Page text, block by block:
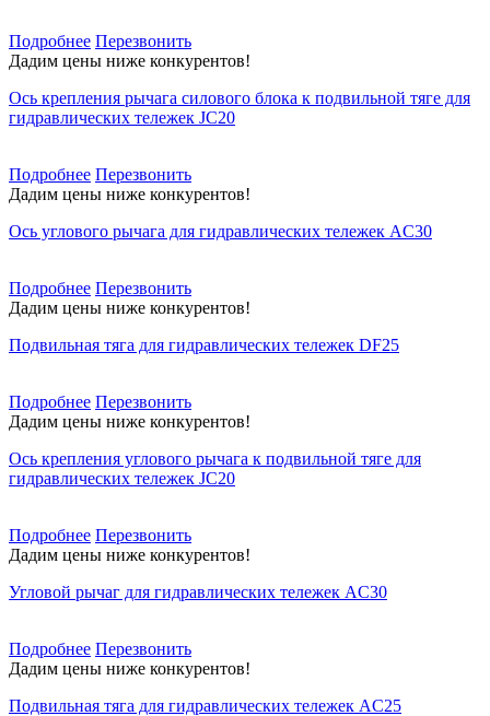
Подробнее Перезвонить
Дадим цены ниже конкурентов!
Ось крепления рычага силового блока к подвильной тяге для
гидравлических тележек JC20
Подробнее Перезвонить
Дадим цены ниже конкурентов!
Ось углового рычага для гидравлических тележек AC30
Подробнее Перезвонить
Дадим цены ниже конкурентов!
Подвильная тяга для гидравлических тележек DF25
Подробнее Перезвонить
Дадим цены ниже конкурентов!
Ось крепления углового рычага к подвильной тяге для
гидравлических тележек JC20
Подробнее Перезвонить
Дадим цены ниже конкурентов!
Угловой рычаг для гидравлических тележек AC30
Подробнее Перезвонить
Дадим цены ниже конкурентов!
Подвильная тяга для гидравлических тележек AC25